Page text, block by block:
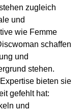
zugleich
und
wie Femme
schaffen
und
stehen.
bieten sie
gefehlt hat:
und